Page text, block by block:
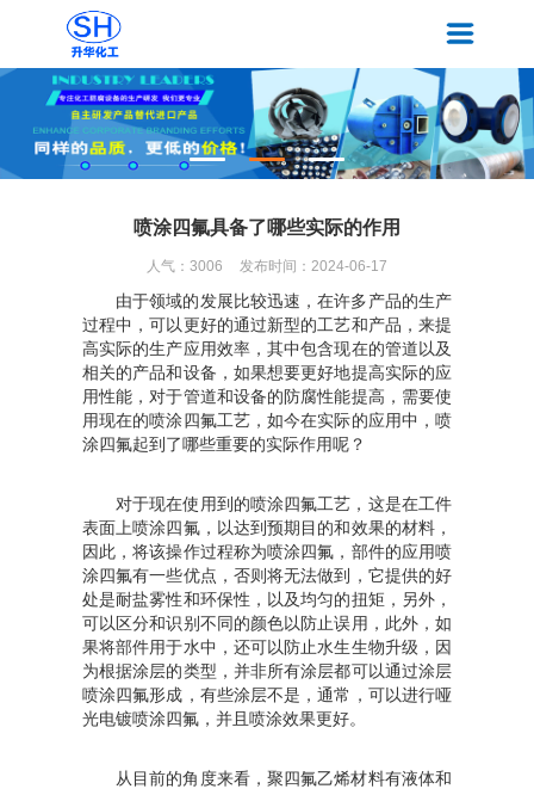
喷涂四氟具备了哪些实际的作用
人气： 3006 发布时间：2024-06-17
由于领域的发展比较迅速，在许多产品的生产
过程中，可以更好的通过新型的工艺和产品，来提
高实际的生产应用效率，其中包含现在的管道以及
相关的产品和设备，如果想要更好地提高实际的应
用性能，对于管道和设备的防腐性能提高，需要使
用现在的喷涂四氟工艺，如今在实际的应用中，喷
涂四氟起到了哪些重要的实际作用呢？
对于现在使用到的喷涂四氟工艺，这是在工件
表面上喷涂四氟，以达到预期目的和效果的材料，
因此，将该操作过程称为喷涂四氟，部件的应用喷
涂四氟有一些优点，否则将无法做到，它提供的好
处是耐盐雾性和环保性，以及均匀的扭矩，另外，
可以区分和识别不同的颜色以防止误用，此外，如
果将部件用于水中，还可以防止水生生物升级，因
为根据涂层的类型，并非所有涂层都可以通过涂层
喷涂四氟形成，有些涂层不是，通常，可以进行哑
光电镀喷涂四氟，并且喷涂效果更好。
从目前的角度来看，聚四氟乙烯材料有液体和